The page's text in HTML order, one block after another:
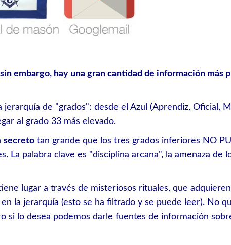
embargo, hay una gran cantidad de información más
de "grados": desde el Azul (Aprendiz, Oficial,
al grado 33 más elevado.
secretotan grande que los tres grados inferiores NO
La palabra clave es "disciplina arcana", la amenaza de
lugar a través de misteriosos rituales, que
la jerarquía (esto se ha filtrado y se puede leer). No
si lo desea podemos darle fuentes de información